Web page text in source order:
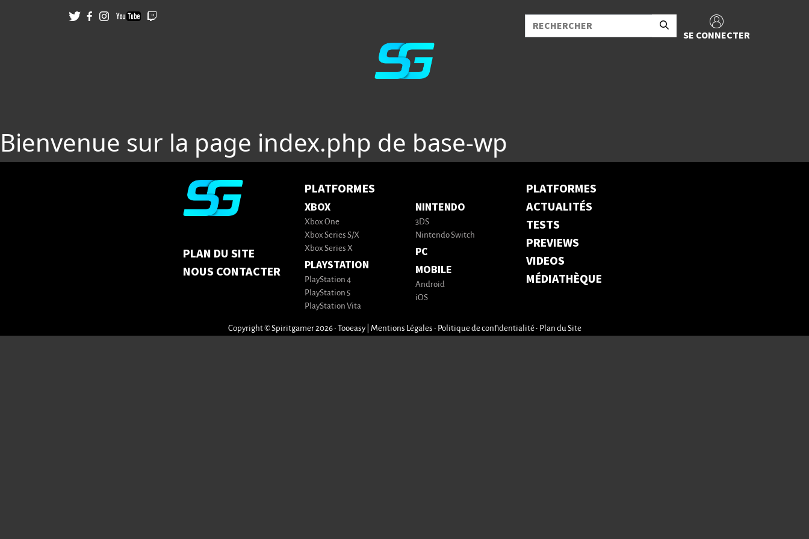
SE CONNECTER
Bienvenue sur la page index.php de base-wp
PLAN DU SITE
NOUS CONTACTER
PLATFORMES
XBOX
Xbox One
Xbox Series S/X
Xbox Series X
PLAYSTATION
PlayStation 4
PlayStation 5
PlayStation Vita
NINTENDO
3DS
Nintendo Switch
PC
MOBILE
Android
iOS
PLATFORMES
ACTUALITÉS
TESTS
PREVIEWS
VIDEOS
MÉDIATHÈQUE
Copyright © Spiritgamer 2026 • Tooeasy Mentions Légales • Politique de confidentialité• Plan du Site